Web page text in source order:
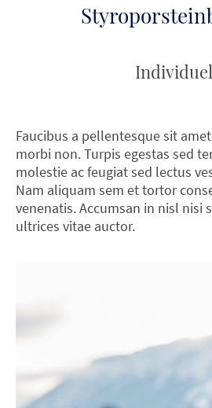
Faucibus a pellentesque sit
morbi non. Turpis egestas sed
molestie ac feugiat sed lectus
Nam aliquam sem et tortor
venenatis. Accumsan in nisl nisi
ultrices vitae auctor.